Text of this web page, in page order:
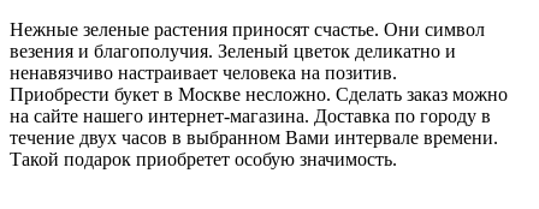
Нежные зеленые растения приносят счастье. Они символ
везения и благополучия. Зеленый цветок деликатно и
ненавязчиво настраивает человека на позитив.
Приобрести букет в Москве несложно. Сделать заказ можно
на сайте нашего интернет-магазина. Доставка по городу в
течение двух часов в выбранном Вами интервале времени.
Такой подарок приобретет особую значимость.